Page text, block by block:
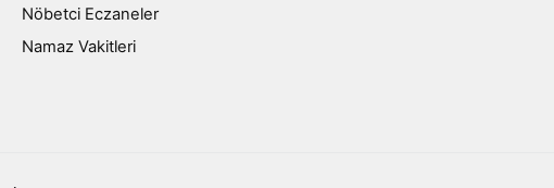
Nöbetci Eczaneler
Namaz Vakitleri